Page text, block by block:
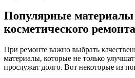
Популярные материалы
косметического ремонта
При ремонте важно выбрать
материалы, которые не только
прослужат долго. Вот некоторые из